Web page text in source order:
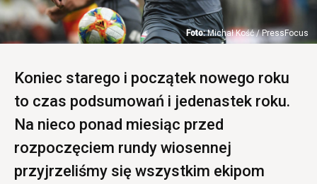
Michał Kość / PressFocus
Koniec starego i początek nowego roku
to czas podsumowań i jedenastek roku.
Na nieco ponad miesiąc przed
rozpoczęciem rundy wiosennej
przyjrzeliśmy się wszystkim ekipom